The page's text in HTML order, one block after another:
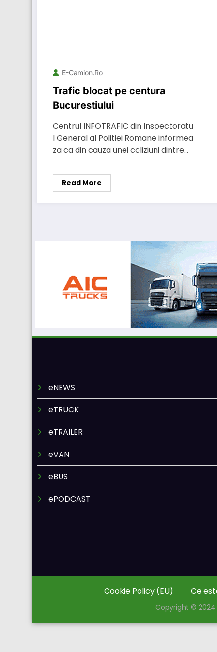
E-Camion.ro
Trafic blocat pe centura
Bucurestiului
Centrul INFOTRAFIC din Inspectoratu
l General al Politiei Romane informea
za ca din cauza unei coliziuni dintre…
Read More
eNEWS
eTRUCK
eTRAILER
eVAN
eBUS
ePODCAST
Cookie Policy (EU) Ce
Copyright © 2024